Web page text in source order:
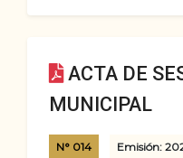
ACTA DE
MUNICIPAL
N° 014
Emisión: